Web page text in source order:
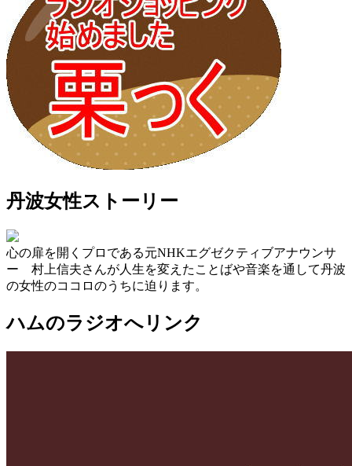
丹波女性ストーリー
心の扉を開くプロである元NHKエグゼクティブアナウンサ
ー 村上信夫さんが人生を変えたことばや音楽を通して丹波
の女性のココロのうちに迫ります。
ハムのラジオへリンク